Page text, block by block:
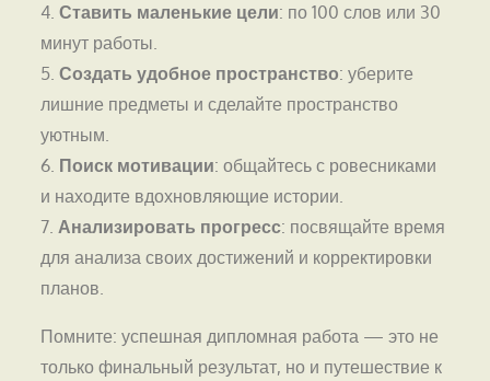
4.Ставить маленькие цели: по 100 слов или 30
минут работы.
5.Создать удобное пространство: уберите
лишние предметы и сделайте пространство
уютным.
6. Поиск мотивации: общайтесь с ровесниками
и находите вдохновляющие истории.
7.Анализировать прогресс: посвящайте время
для анализа своих достижений и корректировки
планов.
Помните: успешная дипломная работа — это не
только финальный результат, но и путешествие к